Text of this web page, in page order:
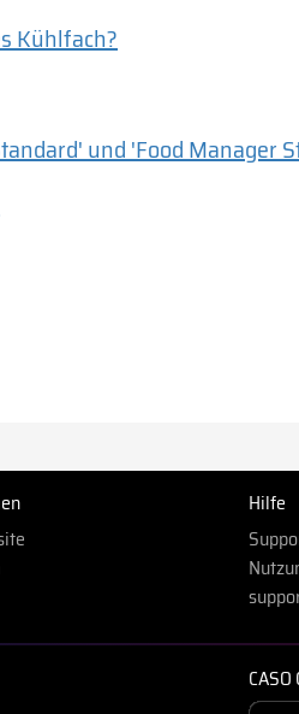
Kühlfach?
und 'Food Manager
Hilfe